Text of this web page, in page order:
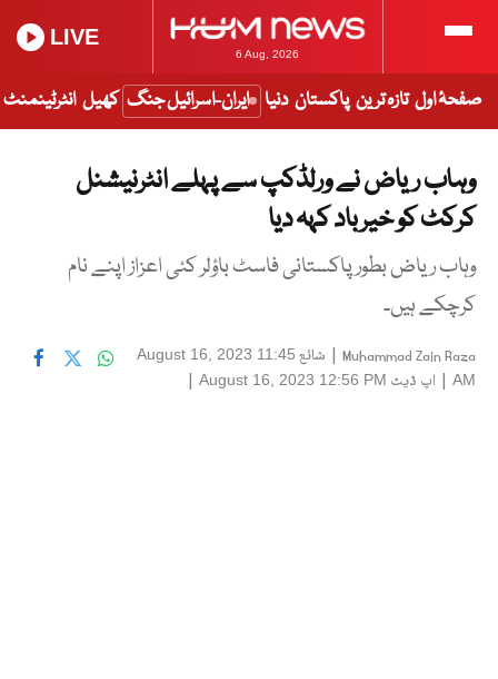
6 Aug, 2026
LIVE
صفحۂ اول تازہ ترین پاکستان دنیا ایران-اسرائیل جنگ کھیل انٹرٹینمنٹ
وہاب ریاض نے ورلڈکپ سے پہلے انٹرنیشنل
کرکٹ کو خیر باد کہہ دیا
وہاب ریاض بطور پاکستانی فاسٹ باؤلر کئی اعزاز اپنے نام
کرچکے ہیں۔
Muhammad Zain Raza
| شائع August 16, 2023 11:45
AM
| اپ ڈیٹ August 16, 2023 12:56 PM
|